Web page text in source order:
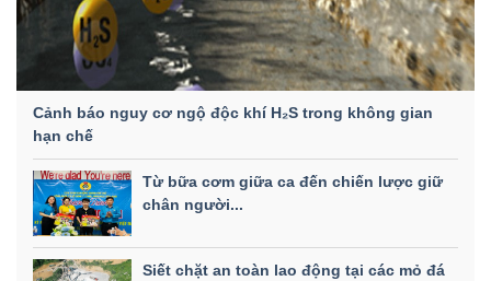
Cảnh báo nguy cơ ngộ độc khí H₂S trong không gian
hạn chế
Từ bữa cơm giữa ca đến chiến lược giữ
chân người...
Siết chặt an toàn lao động tại các mỏ đá